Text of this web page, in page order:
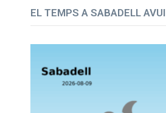
EL TEMPS A SABADELL AVUI